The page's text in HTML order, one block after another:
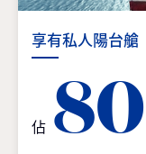
享有私人陽台艙
佔 80